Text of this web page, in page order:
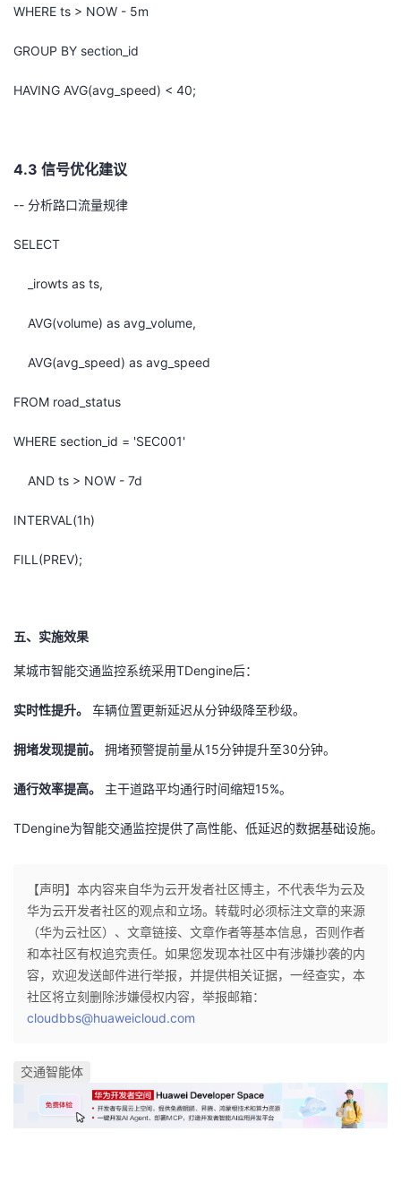
WHERE ts > NOW - 5m
GROUP BY section_id
HAVING AVG(avg_speed) < 40;
4.3 信号优化建议
-- 分析路口流量规律
SELECT
_irowts as ts,
AVG(volume) as avg_volume,
AVG(avg_speed) as avg_speed
FROM road_status
WHERE section_id = 'SEC001'
AND ts > NOW - 7d
INTERVAL(1h)
FILL(PREV);
五、实施效果
某城市智能交通监控系统采用TDengine后：
实时性提升。 车辆位置更新延迟从分钟级降至秒级。
拥堵发现提前。 拥堵预警提前量从15分钟提升至30分钟。
通行效率提高。 主干道路平均通行时间缩短15%。
TDengine为智能交通监控提供了高性能、低延迟的数据基础设施。
【声明】本内容来自华为云开发者社区博主，不代表华为云及
华为云开发者社区的观点和立场。转载时必须标注文章的来源
（华为云社区）、文章链接、文章作者等基本信息，否则作者
和本社区有权追究责任。如果您发现本社区中有涉嫌抄袭的内
容，欢迎发送邮件进行举报，并提供相关证据，一经查实，本
社区将立刻删除涉嫌侵权内容，举报邮箱：
cloudbbs@huaweicloud.com
交通智能体